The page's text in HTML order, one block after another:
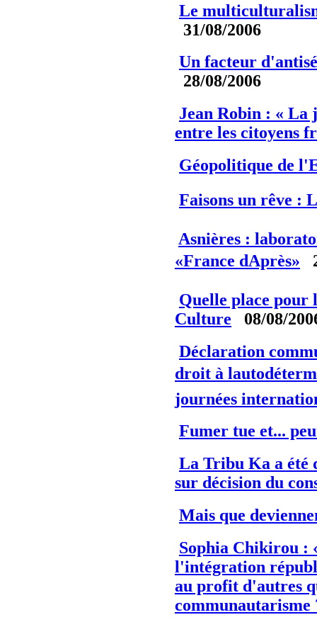
Le
31/08/2006
Un facteur
28/08/2006
Jean Robin : « La
entre les citoyens
Géopolitique de
Faisons un rêve :
Asnières :
«France dAprès»
Quelle place pour
Culture
08/08/
Déclaration
droit à
journées
Fumer tue et...
La Tribu Ka a été
sur décision du
Mais que
Sophia Chikirou :
l'intégration
au profit d'autres
communautarisme